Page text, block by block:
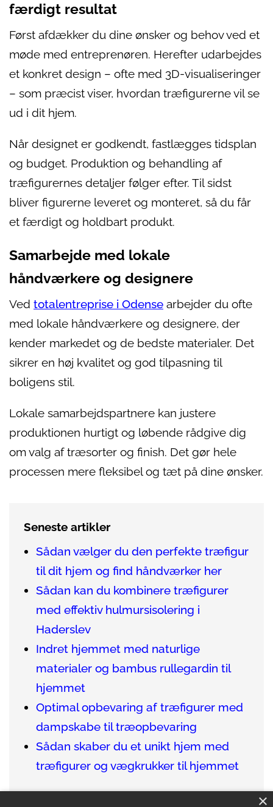
færdigt resultat
Først afdækker du dine ønsker og behov ved et
møde med entreprenøren. Herefter udarbejdes
et konkret design – ofte med 3D-visualiseringer
– som præcist viser, hvordan træfigurerne vil se
ud i dit hjem.
Når designet er godkendt, fastlægges tidsplan
og budget. Produktion og behandling af
træfigurernes detaljer følger efter. Til sidst
bliver figurerne leveret og monteret, så du får
et færdigt og holdbart produkt.
Samarbejde med lokale
håndværkere og designere
Ved totalentreprise i Odense arbejder du ofte
med lokale håndværkere og designere, der
kender markedet og de bedste materialer. Det
sikrer en høj kvalitet og god tilpasning til
boligens stil.
Lokale samarbejdspartnere kan justere
produktionen hurtigt og løbende rådgive dig
om valg af træsorter og finish. Det gør hele
processen mere fleksibel og tæt på dine ønsker.
Seneste artikler
Sådan vælger du den perfekte træfigur
til dit hjem og find håndværker her
Sådan kan du kombinere træfigurer
med effektiv hulmursisolering i
Haderslev
Indret hjemmet med naturlige
materialer og bambus rullegardin til
hjemmet
Optimal opbevaring af træfigurer med
dampskabe til træopbevaring
Sådan skaber du et unikt hjem med
træfigurer og vægkrukker til hjemmet
×